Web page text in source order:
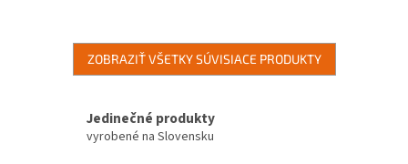
ZOBRAZIŤ VŠETKY SÚVISIACE PRODUKTY
Jedinečné produkty
vyrobené na Slovensku